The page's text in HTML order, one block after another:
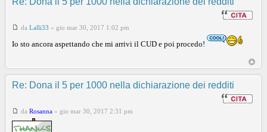
da Lalli33 » gio mar 30, 2017 1:02 pm
Io sto ancora aspettando che mi arrivi il CUD e poi procedo!
Re: Dona il 5 per 1000 nella dichiarazione dei redditi
da Rosanna » gio mar 30, 2017 2:31 pm